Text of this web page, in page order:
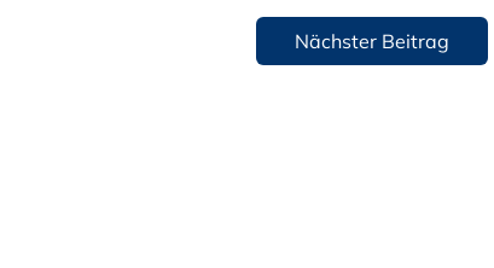
Nächster Beitrag